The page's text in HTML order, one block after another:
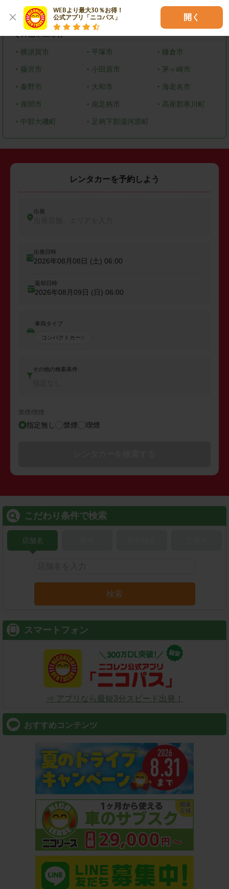
WEBより最大30％お得！
公式アプリ「ニコパス」
開く
緑区 ・中央区 ・
・ 横須賀市 ・ 平塚市 ・ 鎌倉市
・ 藤沢市 ・ 小田原市 ・ 茅ヶ崎市
・ 秦野市 ・ 大和市 ・ 海老名市
・ 座間市 ・ 南足柄市 ・ 高座郡寒川町
・ 中郡大磯町 ・ 足柄下郡湯河原町
レンタカーを予約しよう
出発
出発日時
2026年08月08日 (土) 06:00
返却日時
2026年08月09日 (日) 06:00
車両タイプ
コンパクトカー
その他の検索条件
禁煙/喫煙
指定無し 禁煙 喫煙
こだわり条件で検索
店舗名
検索
スマートフォン
⇒ アプリなら最短3分スピード出発！
おすすめコンテンツ